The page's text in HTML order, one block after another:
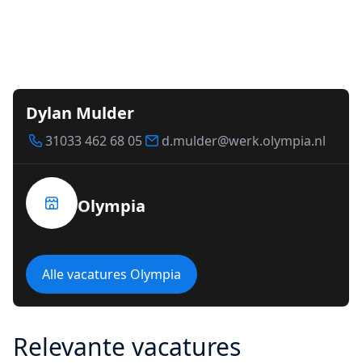
Dylan Mulder
31033 462 68 05 d.mulder@werk.olympia.nl
Olympia
Alle vacatures Olympia
Relevante vacatures